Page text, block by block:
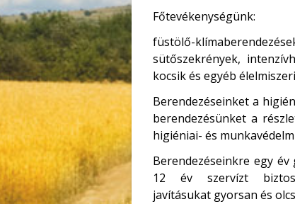
Főtevékenységünk:
füstölő-
sütőszekrények,
kocsik és egyéb
Berendezéseinket a
berendezésünket a
higiéniai- és
Berendezéseinkre egy
12 év szervízt
javításukat gyorsan és